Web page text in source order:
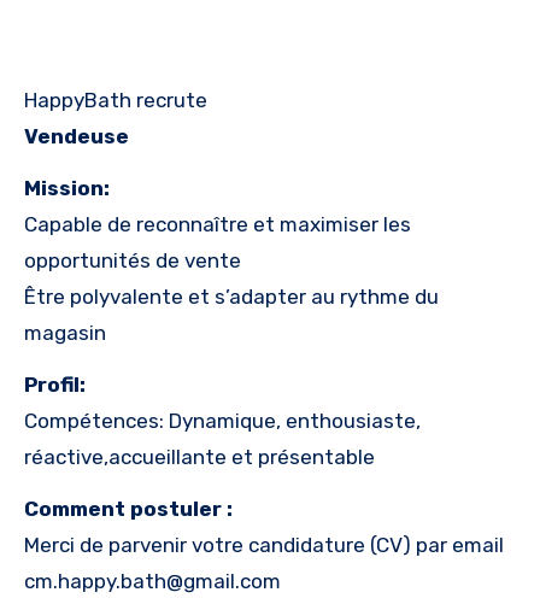
HappyBath recrute
Vendeuse
Mission:
Capable de reconnaître et maximiser les
opportunités de vente
Être polyvalente et s’adapter au rythme du
magasin
Profil:
Compétences: Dynamique, enthousiaste,
réactive,accueillante et présentable
Comment postuler :
Merci de parvenir votre candidature (CV) par email
cm.happy.bath@gmail.com